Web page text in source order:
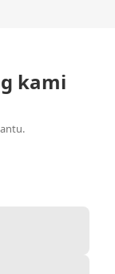
kami